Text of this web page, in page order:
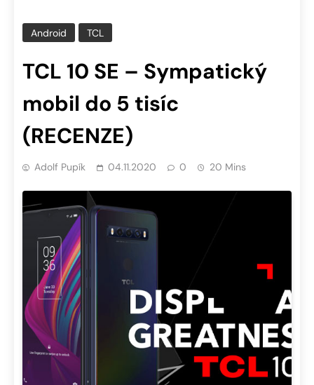
Android TCL
TCL 10 SE – Sympatický
mobil do 5 tisíc
(RECENZE)
Adolf Pupík 04.11.2020 0 20 Mins